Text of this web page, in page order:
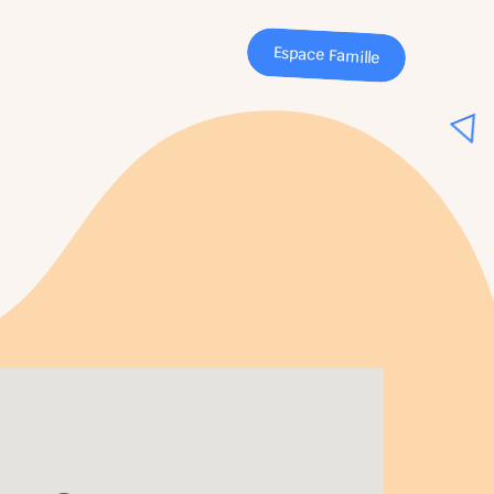
Espace Famille